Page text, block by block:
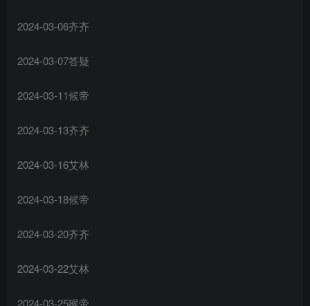
2024-03-06齐齐
2024-03-07答疑
2024-03-11候帝
2024-03-13齐齐
2024-03-16艾林
2024-03-18候帝
2024-03-20齐齐
2024-03-22艾林